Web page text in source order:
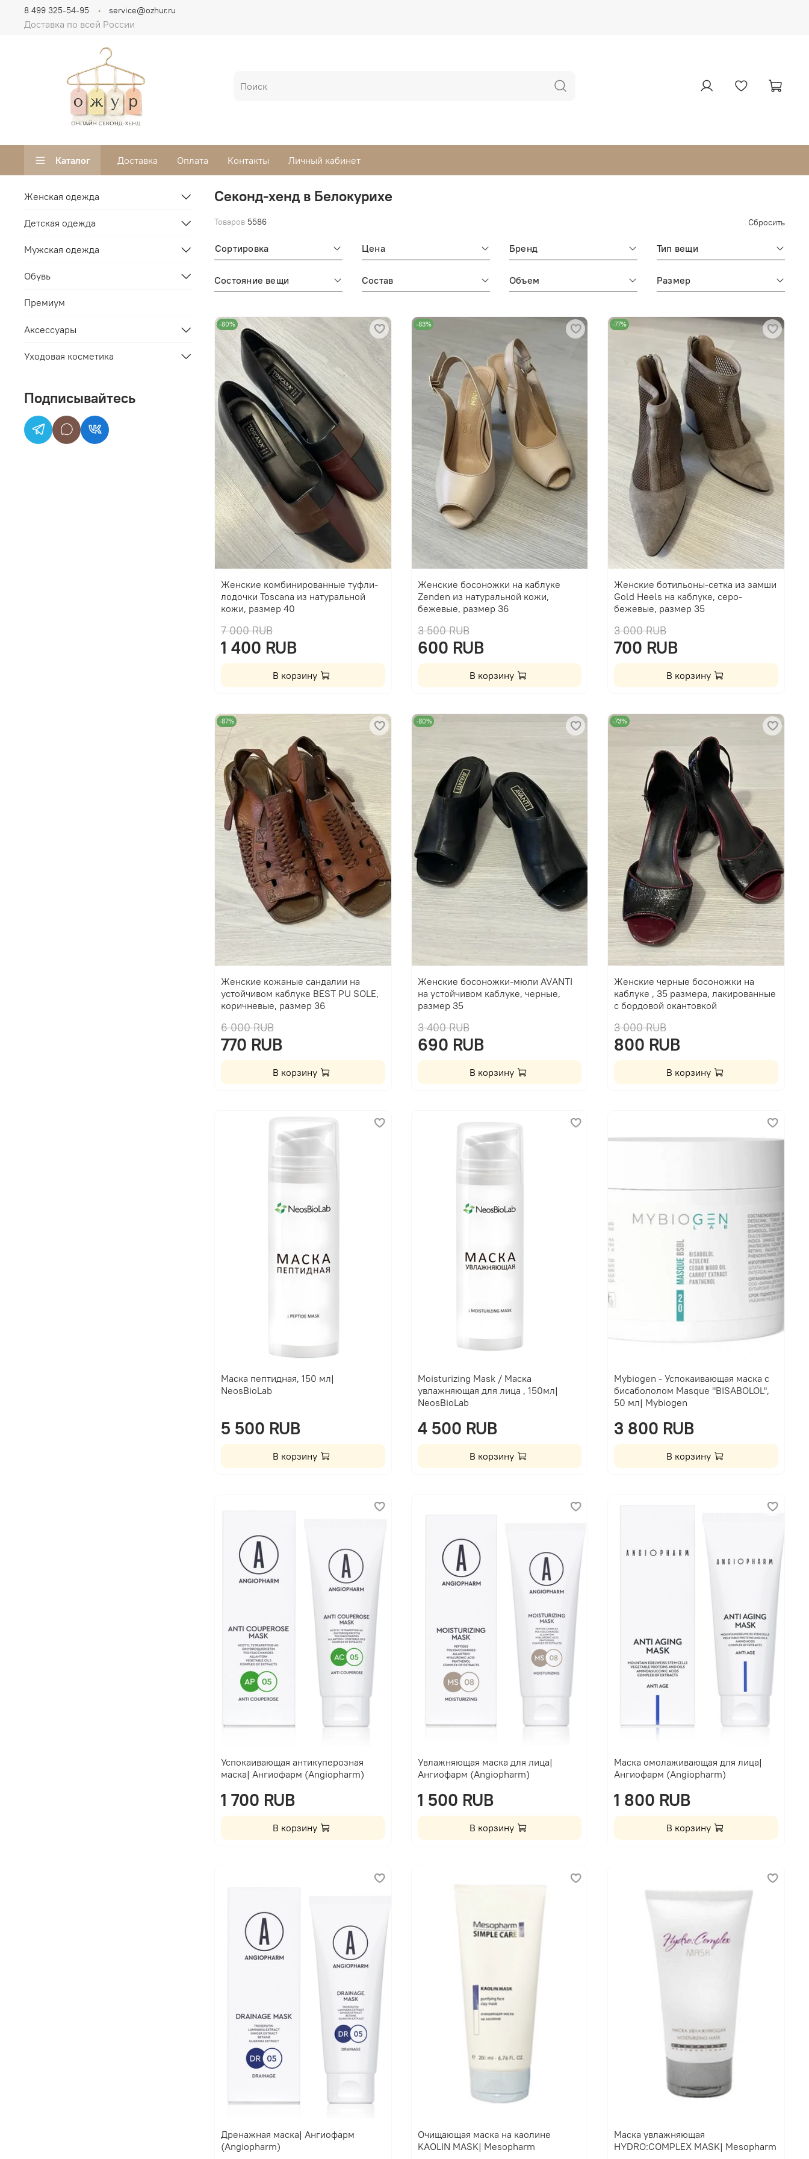
Доставка по всей России
8 499 325-54-95 service@ozhur.ru
Каталог Доставка Оплата Контакты Личный кабинет
Секонд-хенд в Белокурихе
Товаров 5586 Сбросить
Сортировка Цена Бренд Тип вещи
Состояние вещи Состав Объем Размер
-80%
Женские комбинированные туфли-
лодочки Toscana из натуральной
кожи, размер 40
7 000 RUB
1 400 RUB
В корзину
-83%
Женские босоножки на каблуке
Zenden из натуральной кожи,
бежевые, размер 36
3 500 RUB
600 RUB
В корзину
-77%
Женские ботильоны-сетка из замши
Gold Heels на каблуке, серо-
бежевые, размер 35
3 000 RUB
700 RUB
В корзину
-87%
Женские кожаные сандалии на
устойчивом каблуке BEST PU SOLE,
коричневые, размер 36
6 000 RUB
770 RUB
В корзину
-80%
Женские босоножки-мюли AVANTI
на устойчивом каблуке, черные,
размер 35
3 400 RUB
690 RUB
В корзину
-73%
Женские черные босоножки на
каблуке , 35 размера, лакированные
с бордовой окантовкой
3 000 RUB
800 RUB
В корзину
Маска пептидная, 150 мл|
NeosBioLab
5 500 RUB
В корзину
Moisturizing Mask / Маска
увлажняющая для лица , 150мл|
NeosBioLab
4 500 RUB
В корзину
Mybiogen - Успокаивающая маска с
бисабололом Masque "BISABOLOL",
50 мл| Mybiogen
3 800 RUB
В корзину
Успокаивающая антикуперозная
маска| Ангиофарм (Angiopharm)
1 700 RUB
В корзину
Увлажняющая маска для лица|
Ангиофарм (Angiopharm)
1 500 RUB
В корзину
Маска омолаживающая для лица|
Ангиофарм (Angiopharm)
1 800 RUB
В корзину
Дренажная маска| Ангиофарм
(Angiopharm)
Очищающая маска на каолине
KAOLIN MASK| Mesopharm
Маска увлажняющая
HYDRO:COMPLEX MASK| Mesopharm
Женская одежда
Детская одежда
Мужская одежда
Обувь
Премиум
Аксессуары
Уходовая косметика
Подписывайтесь